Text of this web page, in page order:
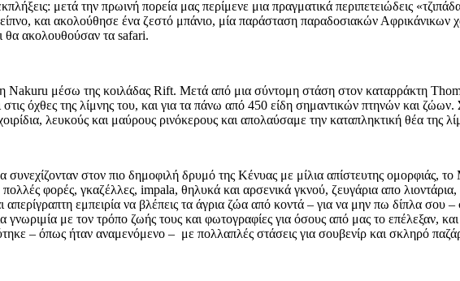
μετά την πρωινή πορεία μας περίμενε μια πραγματικά περιπετειώδεις
και ακολούθησε ένα ζεστό μπάνιο, μία παράσταση παραδοσιακών
θα ακολουθούσαν τα safari.
Nakuru μέσω της κοιλάδας Rift. Μετά από μια σύντομη στάση στον καταρράκτη
όχθες της λίμνης του, και για τα πάνω από 450 είδη σημαντικών πτηνών και
λευκούς και μαύρους ρινόκερους και απολαύσαμε την καταπληκτική θέα
στον πιο δημοφιλή δρυμό της Κένυας με μίλια απίστευτης ομορφιάς,
φορές, γκαζέλλες, impala, θηλυκά και αρσενικά γκνού, ζευγάρια απο
απερίγραπτη εμπειρία να βλέπεις τα άγρια ζώα από κοντά – για να μην πω δίπλα
με τον τρόπο ζωής τους και φωτογραφίες για όσους από μας το επέλεξαν,
– όπως ήταν αναμενόμενο – με πολλαπλές στάσεις για σουβενίρ και σκληρό